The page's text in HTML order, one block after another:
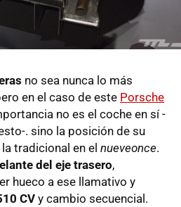
no sea nunca lo más
en el caso de este Porsche
no es el coche en sí -
. sino la posición de su
tradicional en el nueveonce.
del eje trasero,
hueco a ese llamativo y
CV y cambio secuencial.